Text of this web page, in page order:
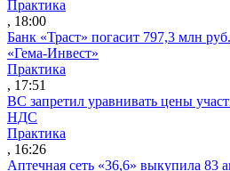
Практика
, 18:00
Банк «Траст» погасит 797,3 млн
«Гема-Инвест»
Практика
, 17:51
ВС запретил уравнивать цены
НДС
Практика
, 16:26
Аптечная сеть «36,6» выкупила 83